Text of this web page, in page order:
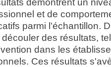
démontrent un
et de
parmi l'échantillon.
des résultats,
dans les
Ces résultats